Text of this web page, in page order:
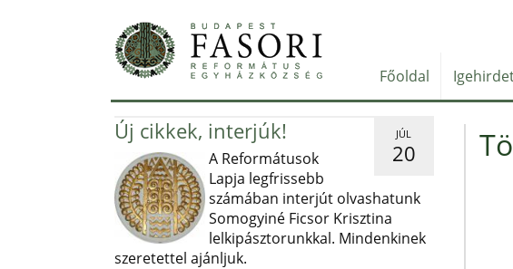
Főoldal
JÚL
20
Új cikkek, interjúk!
A Reformátusok
Lapja legfrissebb
számában interjút olvashatunk
Somogyiné Ficsor Krisztina
lelkipásztorunkkal. Mindenkinek
szeretettel ajánljuk.